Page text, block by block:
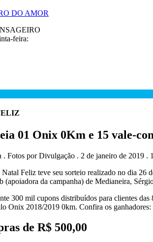
DO AMOR
feira:
01 Onix 0Km e 15 vale-
. Fotos por Divulgação . 2 de janeiro de 2019 .
Feliz teve seu sorteio realizado no dia 26
(apoiadora da campanha) de Medianeira,
300 mil cupons distribuídos para clientes
Onix 2018/2019 0km. Confira os ganhadores:
de R$ 500,00